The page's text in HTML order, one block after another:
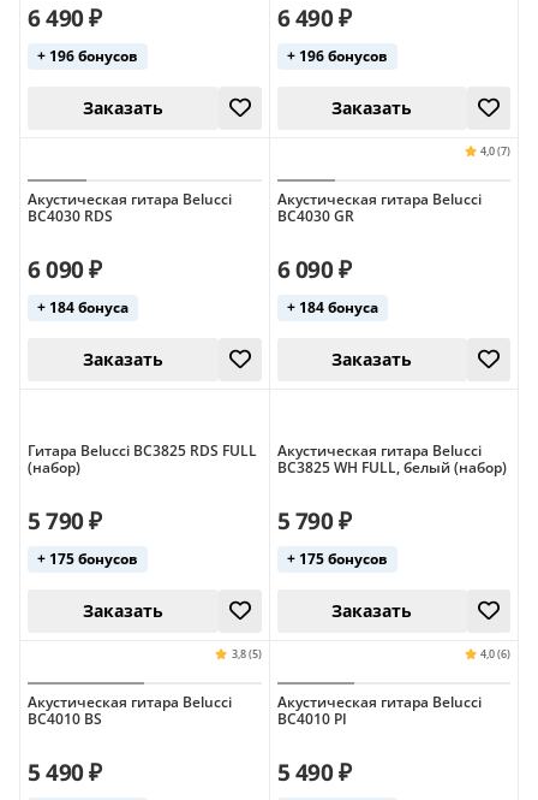
5,0 (1)
Заказать Заказать
6 490 ₽
+ 196 бонусов
6 490 ₽
+ 196 бонусов
Акустическая гитара Belucci
BC4030 RDS
6 090 ₽
+ 184 бонуса
Акустическая гитара Belucci
BC4030 GR
6 090 ₽
+ 184 бонуса
Гитара Belucci BC3825 RDS FULL
(набор)
5 790 ₽
+ 175 бонусов
Акустическая гитара Belucci
BC3825 WH FULL, белый (набор)
5 790 ₽
+ 175 бонусов
Акустическая гитара Belucci
BC4010 BS
5 490 ₽
Акустическая гитара Belucci
BC4010 PI
5 490 ₽